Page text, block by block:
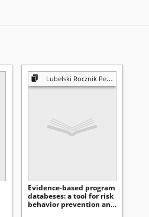
Lubelski Rocznik Pedagogiczny
Evidence-based program
databeses: a tool for risk
behavior prevention and